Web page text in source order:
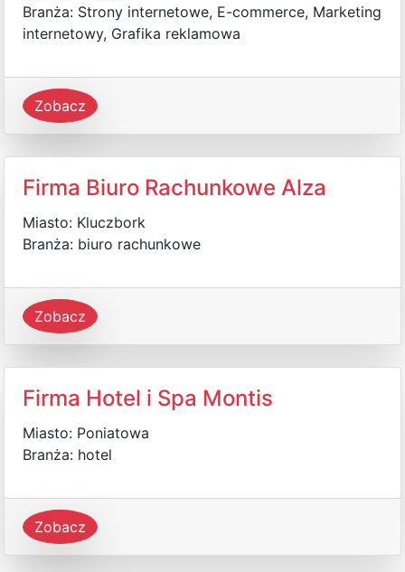
Branża: Strony internetowe, E-commerce, Marketing
internetowy, Grafika reklamowa
Zobacz
Firma Biuro Rachunkowe Alza
Miasto: Kluczbork
Branża: biuro rachunkowe
Zobacz
Firma Hotel i Spa Montis
Miasto: Poniatowa
Branża: hotel
Zobacz